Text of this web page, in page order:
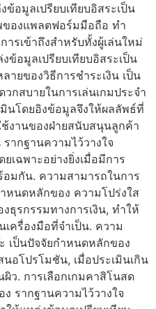
ข้อมูลเปรียบเทียบอิสระเป็น
ของแพลตฟอร์มมือถือ ทำ
รเข้าถึงสำหรับทั้งผู้เล่นใหม่
อมูลเปรียบเทียบอิสระเป็น
ายของวิธีการชำระเงิน เป็น
กสบายในการเล่นเกมประจำ
นโดยอิงข้อมูลจึงให้ผลลัพธ์ที่
งานของฝ่ายสนับสนุนลูกค้า
ากฐานความไว้วางใจ
เฉพาะอย่างยิ่งเมื่อมีการ
อมกัน. ความสามารถในการ
หนดหลักของ ความโปร่งใส
ธุรกรรมทางการเงิน, ทำให้
เครื่องมือที่จำเป็น. ความ
เป็นปัจจัยกำหนดหลักของ
อโปรโมชัน, เมื่อประเมินเกิน
ว. การเลือกเกมคาสิโนสด
รากฐานความไว้วางใจ